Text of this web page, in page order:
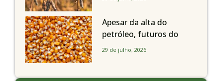
de R$ 150/sc
Apesar da alta do
petróleo, futuros do
milho recuam em
29 de julho, 2026